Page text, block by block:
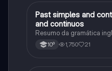
Inglês
Past simples and
and continuos
Resumo da gramática
10º 1,750 21